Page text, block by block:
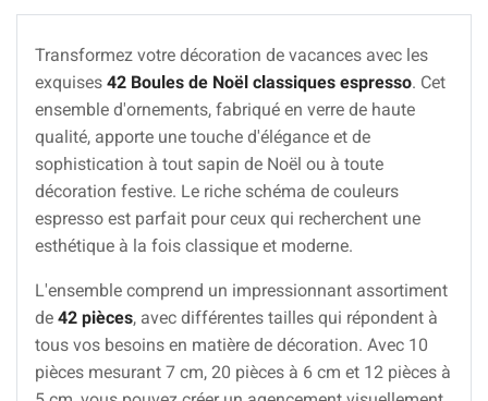
Transformez votre décoration de vacances avec les
exquises 42 Boules de Noël classiques espresso. Cet
ensemble d'ornements, fabriqué en verre de haute
qualité, apporte une touche d'élégance et de
sophistication à tout sapin de Noël ou à toute
décoration festive. Le riche schéma de couleurs
espresso est parfait pour ceux qui recherchent une
esthétique à la fois classique et moderne.
L'ensemble comprend un impressionnant assortiment
de 42 pièces, avec différentes tailles qui répondent à
tous vos besoins en matière de décoration. Avec 10
pièces mesurant 7 cm, 20 pièces à 6 cm et 12 pièces à